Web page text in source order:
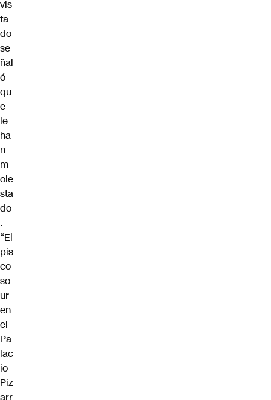
vis
ta
do
se
ñal
ó
qu
e
le
ha
n
m
ole
sta
do
.
“El
pis
co
so
ur
en
el
Pa
lac
io
Piz